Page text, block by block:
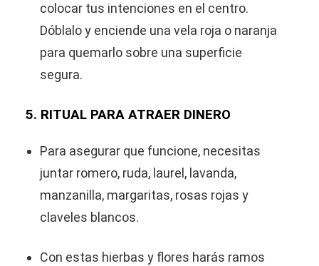
colocar tus intenciones en el centro.
Dóblalo y enciende una vela roja o naranja
para quemarlo sobre una superficie
segura.
5. RITUAL PARA ATRAER DINERO
Para asegurar que funcione, necesitas
juntar romero, ruda, laurel, lavanda,
manzanilla, margaritas, rosas rojas y
claveles blancos.
Con estas hierbas y flores harás ramos